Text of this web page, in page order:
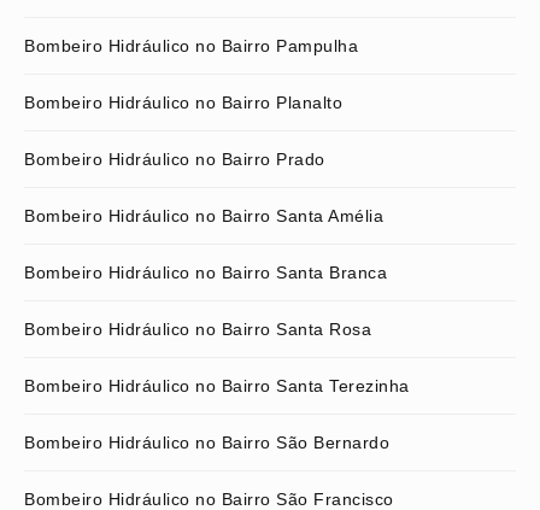
Bombeiro Hidráulico no Bairro Pampulha
Bombeiro Hidráulico no Bairro Planalto
Bombeiro Hidráulico no Bairro Prado
Bombeiro Hidráulico no Bairro Santa Amélia
Bombeiro Hidráulico no Bairro Santa Branca
Bombeiro Hidráulico no Bairro Santa Rosa
Bombeiro Hidráulico no Bairro Santa Terezinha
Bombeiro Hidráulico no Bairro São Bernardo
Bombeiro Hidráulico no Bairro São Francisco